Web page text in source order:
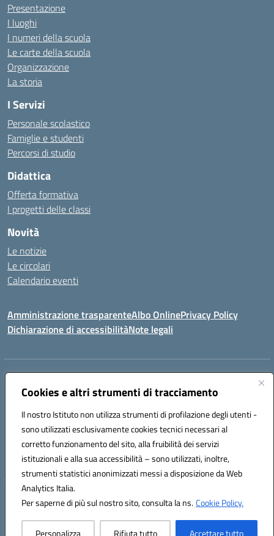
Cookies e altri strumenti di tracciamento
Il nostro Istituto non utilizza strumenti di profilazione degli utenti -
sono utilizzati esclusivamente cookies tecnici necessari al
corretto funzionamento del sito, alla fruibilità dei servizi
istituzionali e alla sua accessibilità – sono utilizzati, inoltre,
strumenti statistici anonimizzati messi a disposizione da Web
Analytics Italia.
Per saperne di più sul nostro sito, consulta la ns.Cookie Policy.
Personalizza Rifiuta tutto Accettare tutto
Presentazione
I luoghi
I numeri della scuola
Le carte della scuola
Organizzazione
La storia
I Servizi
Personale scolastico
Famiglie e studenti
Percorsi di studio
Didattica
Offerta formativa
I progetti delle classi
Novità
Le notizie
Le circolari
Calendario eventi
Amministrazione trasparenteAlbo OnlinePrivacy Policy
Dichiarazione di accessibilitàNote legali
Indirizzo:
Centralino:+39 071 89 52 08 Email:anic82000a@istruzione.it
Codice fiscale: 93084540421
Codice meccanografico:
ANIC82000A
Codice unico di fatturazione (CUF): UFF6L6
Hosting & Powered by 3D Solution S.r.l.
Concept & Design by Designers Italia